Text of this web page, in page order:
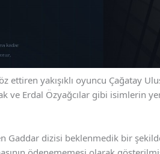
ettiren yakışıklı oyuncu Çağatay
ve Erdal Özyağcılar gibi isimlerin
Gaddar dizisi beklenmedik bir